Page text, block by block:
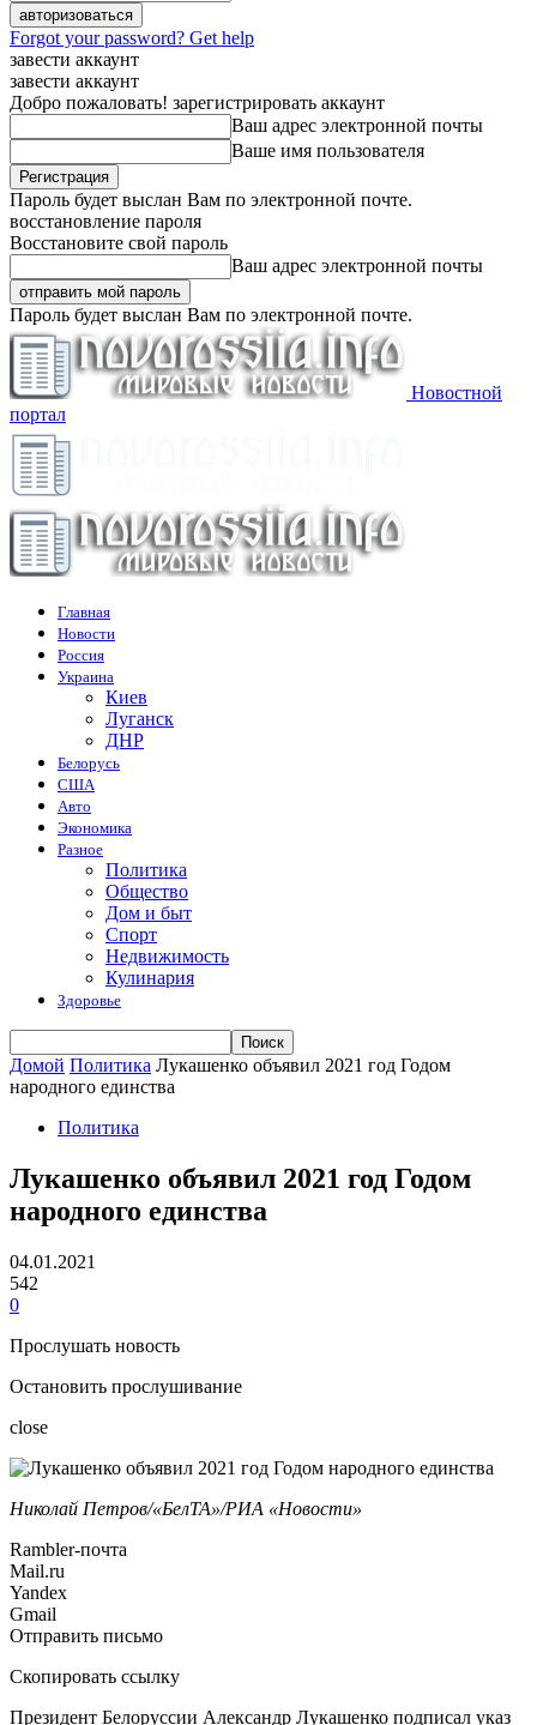
Forgot your password? Get help
завести аккаунт
завести аккаунт
Добро пожаловать! зарегистрировать аккаунт
Ваш адрес электронной почты
Ваше имя пользователя
Пароль будет выслан Вам по электронной почте.
восстановление пароля
Восстановите свой пароль
Ваш адрес электронной почты
Пароль будет выслан Вам по электронной почте.
Новостной
портал
Главная
Новости
Россия
Украина
Киев
Луганск
ДНР
Белорусь
США
Авто
Экономика
Разное
Политика
Общество
Дом и быт
Спорт
Недвижимость
Кулинария
Здоровье
Домой Политика Лукашенко объявил 2021 год Годом
народного единства
Политика
Лукашенко объявил 2021 год Годом
народного единства
04.01.2021
542
0
Прослушать новость
Остановить прослушивание
close
Николай Петров/«БелТА»/РИА «Новости»
Rambler-почта
Mail.ru
Yandex
Gmail
Отправить письмо
Скопировать ссылку
Президент Белоруссии Александр Лукашенко подписал указ